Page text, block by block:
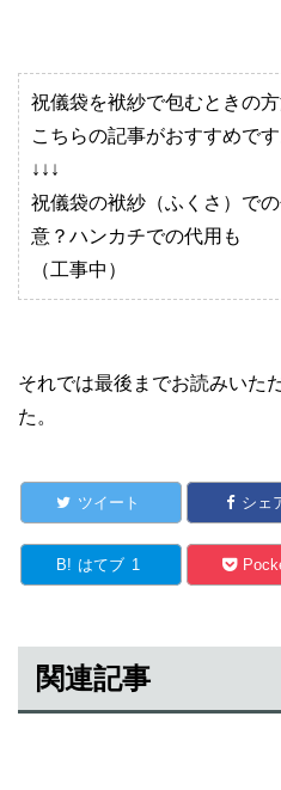
祝儀袋を袱紗で包むときの
こちらの記事がおすすめです
↓↓↓
祝儀袋の袱紗（ふくさ）で
意？ハンカチでの代用も
（工事中）
それでは最後までお読みいた
た。
ツイート シェ
B! はてブ 1
関連記事